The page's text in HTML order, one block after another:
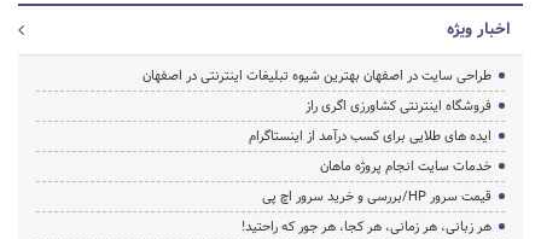
اخبار ویژه
طراحی سایت در اصفهان بهترین شیوه تبلیغات اینترنتی در اصفهان
فروشگاه اینترنتی کشاورزی اگری راز
ایده های طلایی برای کسب درآمد از اینستاگرام
خدمات سایت انجام پروژه ماهان
قیمت سرور HP/بررسی و خرید سرور اچ پی
هر زبانی، هر زمانی، هر کجا، هر جور که راحتید!